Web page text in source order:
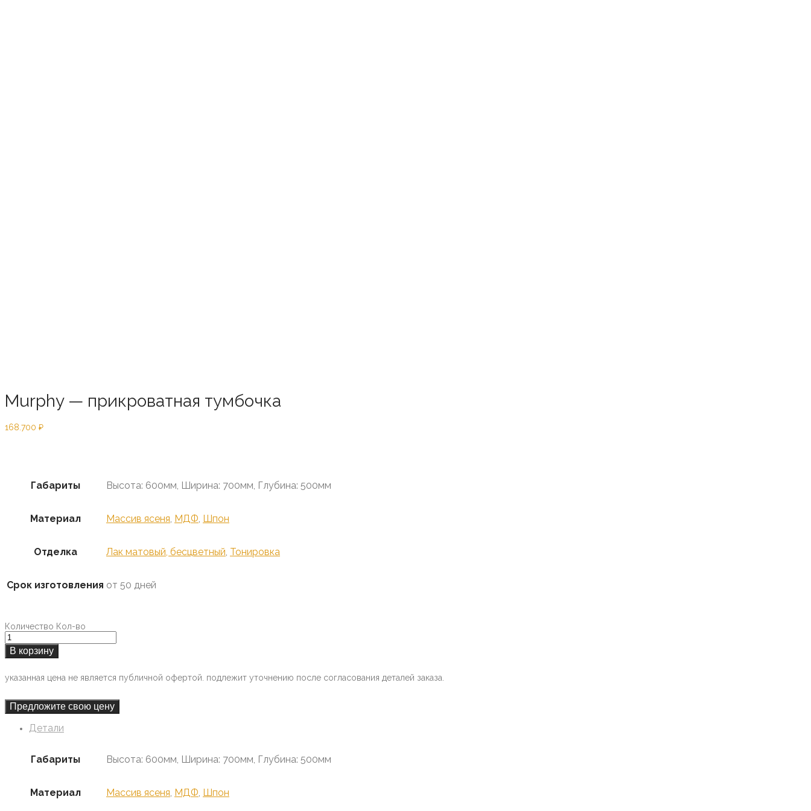
Murphy — прикроватная тумбочка
168.700 ₽
Габариты Высота: 600мм, Ширина: 700мм, Глубина: 500мм
Материал Массив ясеня МДФ Шпон
Отделка Лак матовый, бесцветный Тонировка
Срок изготовления от 50 дней
Количество Кол-во
В корзину
указанная цена не является публичной офертой. подлежит уточнению после согласования деталей заказа.
Предложите свою цену
Детали
Габариты Высота: 600мм, Ширина: 700мм, Глубина: 500мм
Материал Массив ясеня МДФ Шпон